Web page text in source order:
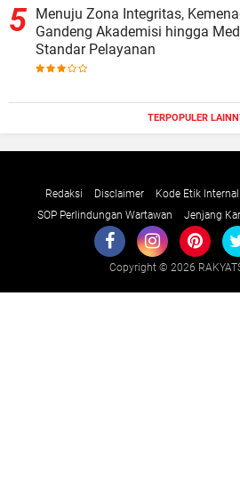
Menuju Zona Integritas,
Gandeng Akademisi hingga
Standar Pelayanan
TERPOPULER
Redaksi Disclaimer Kode Etik Internal
SOP Perlindungan Wartawan
Jenjang
Copyright © 2026